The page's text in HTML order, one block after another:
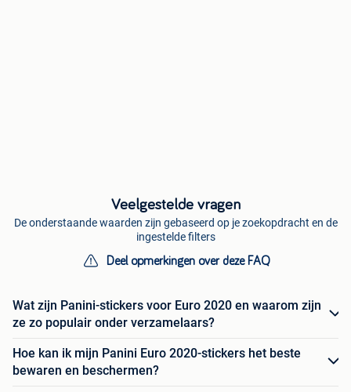
Veelgestelde vragen
De onderstaande waarden zijn gebaseerd op je zoekopdracht en de
ingestelde filters
Deel opmerkingen over deze FAQ
Wat zijn Panini-stickers voor Euro 2020 en waarom zijn
ze zo populair onder verzamelaars?
Hoe kan ik mijn Panini Euro 2020-stickers het beste
bewaren en beschermen?